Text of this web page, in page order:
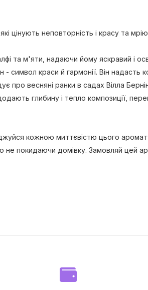
цінують неповторність і красу та
та м'яти, надаючи йому яскравий і
краси й гармонії. Він надасть
весняні ранки в садах Вілла
глибину і тепло композиції,
кожною миттєвістю цього
покидаючи домівку. Замовляй цей